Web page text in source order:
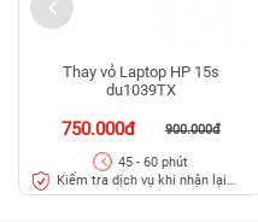
Thay vỏ Laptop HP 15s
du1039TX
750.000đ 900.000đ
45 - 60 phút
Kiểm tra dịch vụ khi nhận lại
máy